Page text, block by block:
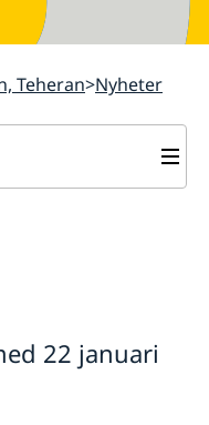
Teheran Nyheter
22 januari